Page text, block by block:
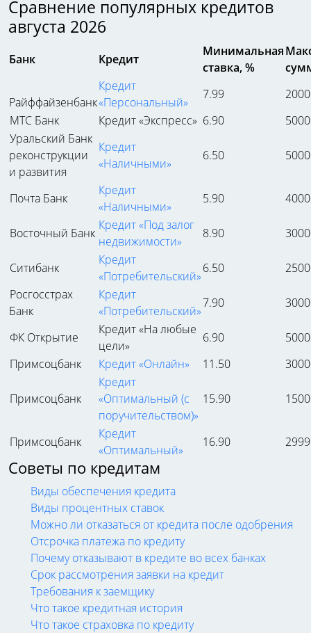
Сравнение популярных кредитов
августа 2026
Банк Кредит
Минимальная
ставка, %
Райффайзенбанк
Кредит
«Персональный»
7.99
МТС Банк
Кредит «Экспресс» 6.90
Уральский Банк
реконструкции
и развития
Кредит
«Наличными»
6.50
Почта Банк
Кредит
«Наличными»
5.90
Восточный Банк
Кредит «Под залог
недвижимости»
8.90
Ситибанк
Кредит
«Потребительский»
6.50
Росгосстрах
Банк
Кредит
«Потребительский»
7.90
ФК Открытие
Кредит «На любые
цели»
6.90
Примсоцбанк
Кредит «Онлайн» 11.50
Примсоцбанк
Кредит
«Оптимальный (с
поручительством)»
15.90
Примсоцбанк
Кредит
«Оптимальный»
16.90
Советы по кредитам
Виды обеспечения кредита
Виды процентных ставок
Можно ли отказаться от кредита после одобрения
Отсрочка платежа по кредиту
Почему отказывают в кредите во всех банках
Срок рассмотрения заявки на кредит
Требования к заемщику
Что такое кредитная история
Что такое страховка по кредиту